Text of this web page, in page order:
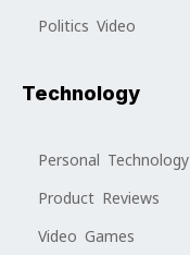
Politics Video
Technology
Personal Technology
Product Reviews
Video Games